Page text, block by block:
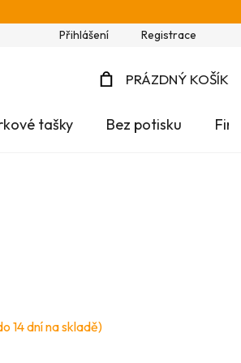
Přihlášení Registrace
PRÁZDNÝ KOŠÍK
tašky Bez potisku
14 dní na skladě)